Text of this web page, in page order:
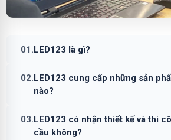
01.LED123 là gì?
02.LED123 cung cấp những sản
nào?
03.LED123 có nhận thiết kế và thi
cầu không?